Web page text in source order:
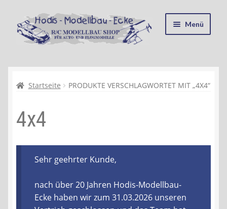
Zur
Navigation
springen
Zum
Inhalt
springen
Menü
Kasse
Mein Konto
Shop
Warenkorb
Startseite PRODUKTE VERSCHLAGWORTET MIT „4X4“
4x4
Sehr geehrter Kunde,
nach über 20 Jahren Hodis-Modellbau-
Ecke haben wir zum 31.03.2026 unseren